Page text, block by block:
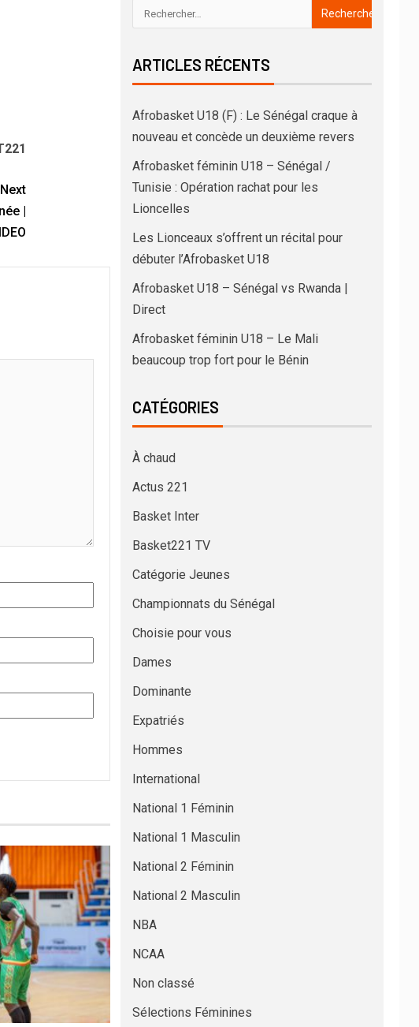
Next
|
ARTICLES RÉCENTS
Afrobasket U18 (F) : Le Sénégal craque à
nouveau et concède un deuxième revers
Afrobasket féminin U18 – Sénégal /
Tunisie : Opération rachat pour les
Lioncelles
Les Lionceaux s’offrent un récital pour
débuter l’Afrobasket U18
Afrobasket U18 – Sénégal vs Rwanda |
Direct
Afrobasket féminin U18 – Le Mali
beaucoup trop fort pour le Bénin
CATÉGORIES
À chaud
Actus 221
Basket Inter
Basket221 TV
Catégorie Jeunes
Championnats du Sénégal
Choisie pour vous
Dames
Dominante
Expatriés
Hommes
International
National 1 Féminin
National 1 Masculin
National 2 Féminin
National 2 Masculin
NBA
NCAA
Non classé
Sélections Féminines